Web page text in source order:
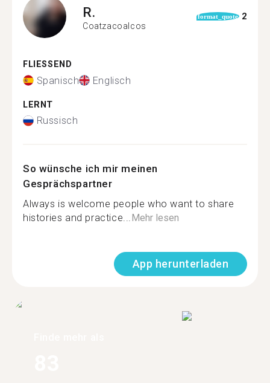
R.
Coatzacoalcos
format_quote 2
FLIESSEND
Spanisch Englisch
LERNT
Russisch
So wünsche ich mir meinen
Gesprächspartner
Always is welcome people who want to share
histories and practice...Mehr lesen
App herunterladen